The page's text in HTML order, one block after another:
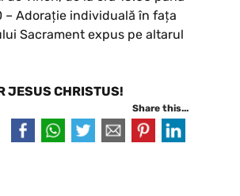
– Adorație individuală în fața
Sacrament expus pe altarul
JESUS CHRISTUS!
Share this...